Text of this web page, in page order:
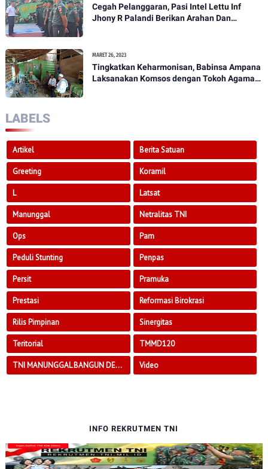
Cegah Pelanggaran, Pasi Intel Lettu Inf
Jhony R Palandi Berikan Arahan Dan
MARET 26, 2023
Tingkatkan Keharmonisan, Babinsa Ampana
Laksanakan Komsos dengan Tokoh Agama
LABELS
Artikel Berita Satuan
Greeting Koramil
L Latsat
Manunggal Netralitas TNI
Ops Pam
Peduli Stunting Penpas
Persit Pramuka
Prestasi Reformasi Birokrasi
Rilis Pimpinan Sinergitas
Teritorial TMMD120
TNI MANUNGGAL BANGUN DESA Video
INFO REKRUTMEN TNI